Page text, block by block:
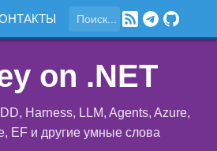
on .NET
Harness, LLM, Agents, Azure,
EF и другие умные слова